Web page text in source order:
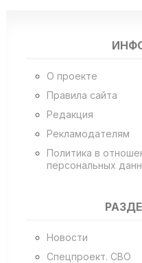
О проекте
Правила сайта
Редакция
Рекламодателям
Политика в
персональных
Новости
Спецпроект. СВО